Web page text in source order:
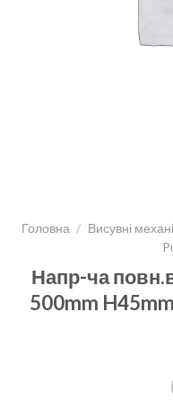
Головна / Висувні
Напр-ча
500mm